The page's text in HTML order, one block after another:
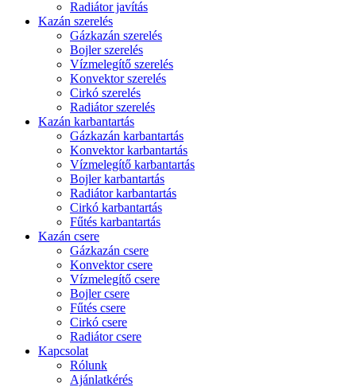
Radiátor javítás
Kazán szerelés
Gázkazán szerelés
Bojler szerelés
Vízmelegítő szerelés
Konvektor szerelés
Cirkó szerelés
Radiátor szerelés
Kazán karbantartás
Gázkazán karbantartás
Konvektor karbantartás
Vízmelegítő karbantartás
Bojler karbantartás
Radiátor karbantartás
Cirkó karbantartás
Fűtés karbantartás
Kazán csere
Gázkazán csere
Konvektor csere
Vízmelegítő csere
Bojler csere
Fűtés csere
Cirkó csere
Radiátor csere
Kapcsolat
Rólunk
Ajánlatkérés